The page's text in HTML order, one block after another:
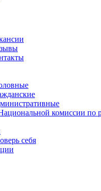
комиссии по
себя